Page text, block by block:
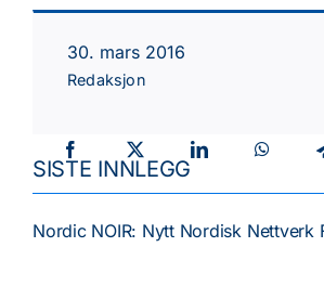
Kurs/Møter
30. mars 2016
Redaksjon
SISTE INNLEGG
Nordic NOIR: Nytt Nordisk Nettverk